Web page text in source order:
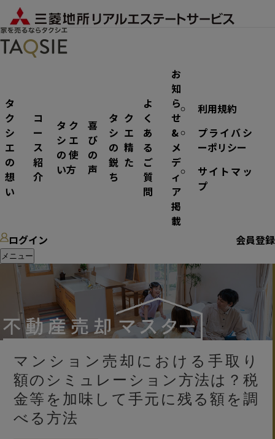
タ
ク
シ
エ
の
想
い
コ
ー
ス
紹
介
タク
シエ
の使
い方
喜
び
の
声
タク
シエ
の精
鋭た
ち
よ
く
あ
る
ご
質
問
お
知
ら
せ
&
メ
デ
ィ
ア
掲
載
利用規約
プライバシ
ーポリシー
サイトマッ
プ
ログイン 会員登録
メニュー
マンション売却における手取り
額のシミュレーション方法は？税
金等を加味して手元に残る額を調
べる方法